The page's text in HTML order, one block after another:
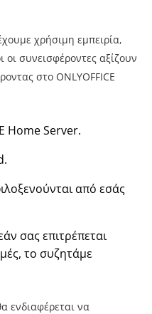
χρήσιμη εμπειρία,
οι συνεισφέροντες αξίζουν
στο ONLYOFFICE
Home Server.
από εσάς
σας επιτρέπεται
το συζητάμε
ενδιαφέρεται να